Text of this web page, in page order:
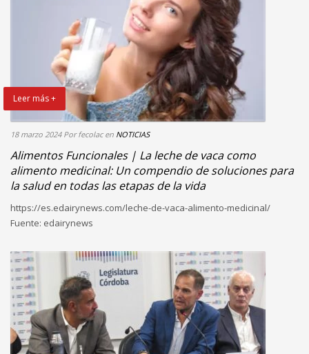
Leer más +
18 marzo 2024 Por fecolac en NOTICIAS
Alimentos Funcionales | La leche de vaca como
alimento medicinal: Un compendio de soluciones para
la salud en todas las etapas de la vida
https://es.edairynews.com/leche-de-vaca-alimento-medicinal/
Fuente: edairynews